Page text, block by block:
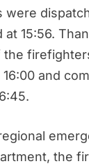
15:56.
the
and
the